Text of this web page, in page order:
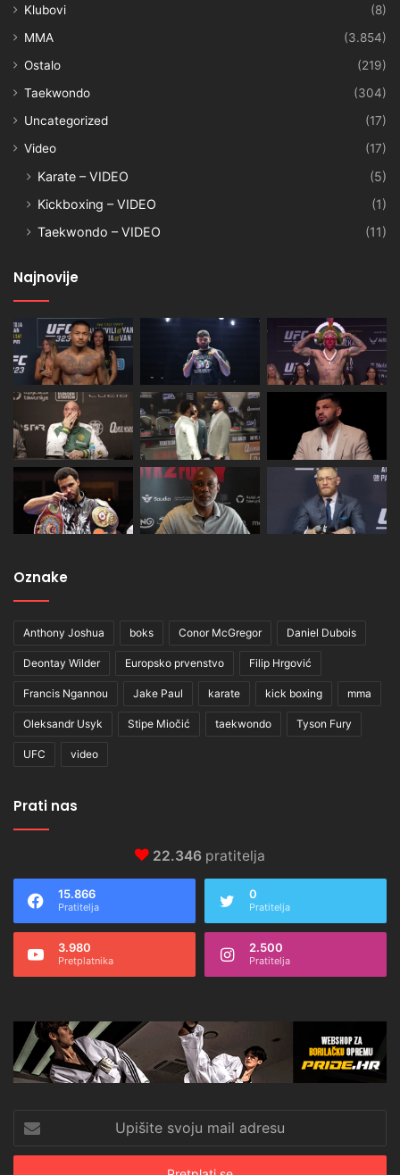
Klubovi
(8)
MMA
(3.854)
Ostalo
(219)
Taekwondo
(304)
Uncategorized
(17)
Video
(17)
Karate – VIDEO
(5)
Kickboxing – VIDEO
(1)
Taekwondo – VIDEO
(11)
Najnovije
Oznake
Anthony Joshua boks Conor McGregor Daniel Dubois
Deontay Wilder Europsko prvenstvo Filip Hrgović
Francis Ngannou Jake Paul karate kick boxing mma
Oleksandr Usyk Stipe Miočić taekwondo Tyson Fury
UFC video
Prati nas
22.346 pratitelja
15.866
Pratitelja
0
Pratitelja
3.980
Pretplatnika
2.500
Pratitelja
svoju
mail